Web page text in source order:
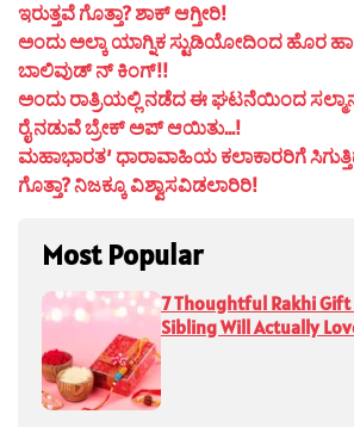
ಇರುತ್ತವೆ ಗೊತ್ತಾ? ಶಾಕ್ ಆಗ್ತೀರಿ!
ಅಂದು ಅಲ್ಕಾ ಯಾಗ್ನಿಕ ಸ್ಟುಡಿಯೋದಿಂದ ಹೊರ
ಬಾಲಿವುಡ್ ನ್ ಕಿಂಗ್!!
ಅಂದು ರಾತ್ರಿಯಲ್ಲಿ ನಡೆದ ಈ ಘಟನೆಯಿಂದ
ರೈ ನಡುವೆ ಬ್ರೇಕ್ ಅಪ್ ಆಯಿತು…!
ಮಹಾಭಾರತ’ ಧಾರಾವಾಹಿಯ ಕಲಾಕಾರರಿಗೆ
ಗೊತ್ತಾ? ನಿಜಕ್ಕೂ ವಿಶ್ವಾಸವಿಡಲಾರಿರಿ!
Most Popular
7 Thoughtful Rakhi Gift
Sibling Will Actually